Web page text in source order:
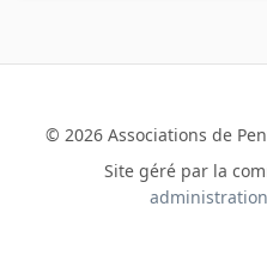
© 2026 Associations de
Site géré par la